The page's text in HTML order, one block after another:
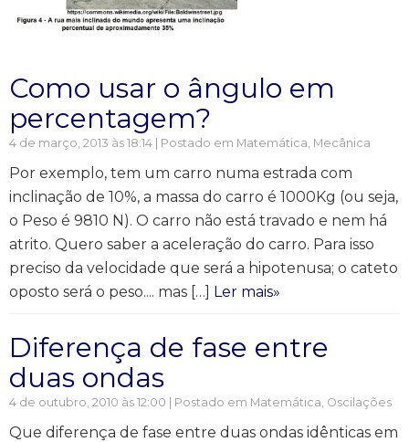
Como usar o ângulo em
percentagem?
4 de março, 2013 às 18:14 | Postado em Matemática, Mecânica
Por exemplo, tem um carro numa estrada com
inclinação de 10%, a massa do carro é 1000Kg (ou seja,
o Peso é 9810 N). O carro não está travado e nem há
atrito. Quero saber a aceleração do carro. Para isso
preciso da velocidade que será a hipotenusa; o cateto
oposto será o peso.... mas […] Ler mais»
Diferença de fase entre
duas ondas
4 de outubro, 2010 às 12:00 | Postado em Matemática, Oscilações
Que diferença de fase entre duas ondas idênticas em